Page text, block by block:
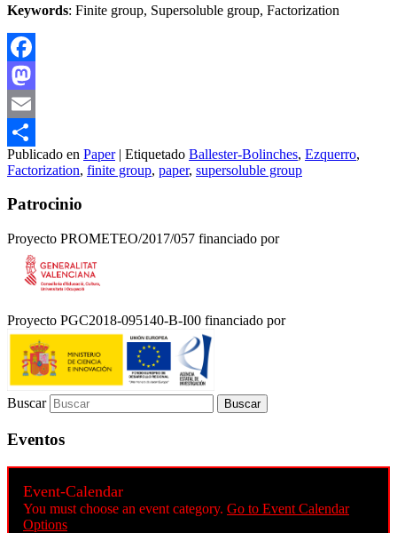
Keywords: Finite group, Supersoluble group, Factorization
Facebook
Mastodon
Email
Compartir
Publicado en Paper | Etiquetado Ballester-Bolinches, Ezquerro,
Factorization, finite group, paper, supersoluble group
Patrocinio
Proyecto PROMETEO/2017/057 financiado por
Proyecto PGC2018-095140-B-I00 financiado por
Buscar
Eventos
Event-Calendar
You must choose an event category. Go to Event Calendar
Options